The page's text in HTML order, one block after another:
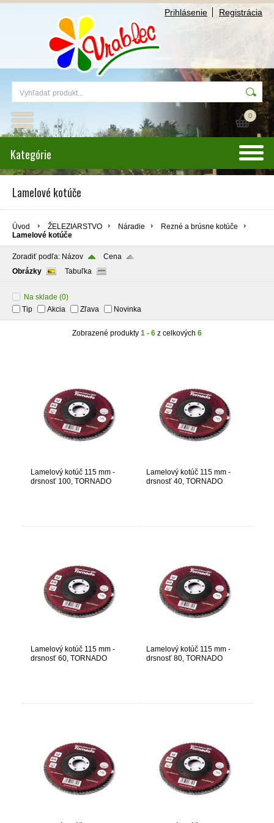
Prihlásenie Registrácia
0
Kategórie
Lamelové kotúče
Úvod ŽELEZIARSTVO Náradie
Rezné a brúsne kotúče
Lamelové kotúče
Zoradiť podľa: Názov
Cena
Obrázky
Tabuľka
Na sklade (0)
Tip
Akcia Zľava Novinka
Zobrazené produkty 1 - 6 z celkových 6
Lamelový kotúč 115 mm -
drsnosť 100, TORNADO
Lamelový kotúč 115 mm -
drsnosť 40, TORNADO
Lamelový kotúč 115 mm -
drsnosť 60, TORNADO
Lamelový kotúč 115 mm -
drsnosť 80, TORNADO